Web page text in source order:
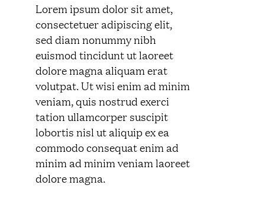
Lorem ipsum dolor sit amet,
consectetuer adipiscing elit,
sed diam nonummy nibh
euismod tincidunt ut laoreet
dolore magna aliquam erat
volutpat. Ut wisi enim ad minim
veniam, quis nostrud exerci
tation ullamcorper suscipit
lobortis nisl ut aliquip ex ea
commodo consequat enim ad
minim ad minim veniam laoreet
dolore magna.